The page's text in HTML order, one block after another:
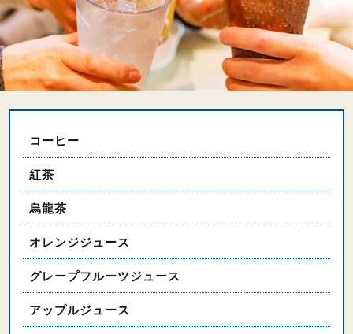
コーヒー
紅茶
烏龍茶
オレンジジュース
グレープフルーツジュース
アップルジュース